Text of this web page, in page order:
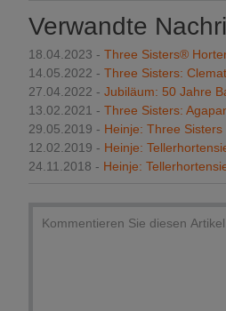
Verwandte
18.04.2023 - Three Sisters®
14.05.2022 - Three Sisters:
27.04.2022 - Jubiläum: 50 Jahre
13.02.2021 - Three Sisters:
29.05.2019 - Heinje: Three
12.02.2019 - Heinje:
24.11.2018 - Heinje: